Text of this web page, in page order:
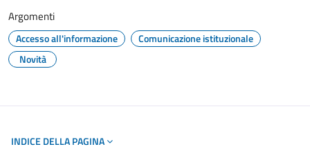
Argomenti
Accesso all'informazione
Comunicazione istituzionale
Novità
INDICE DELLA PAGINA